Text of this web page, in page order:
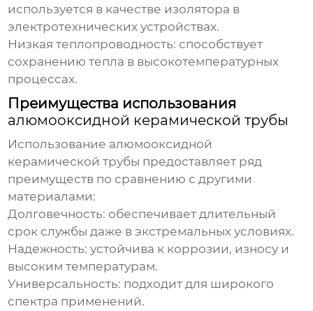
используется в качестве изолятора в
электротехнических устройствах.
Низкая теплопроводность: способствует
сохранению тепла в высокотемпературных
процессах.
Преимущества использования
алюмооксидной керамической трубы
Использование алюмооксидной
керамической трубы предоставляет ряд
преимуществ по сравнению с другими
материалами:
Долговечность: обеспечивает длительный
срок службы даже в экстремальных условиях.
Надежность: устойчива к коррозии, износу и
высоким температурам.
Универсальность: подходит для широкого
спектра применений.